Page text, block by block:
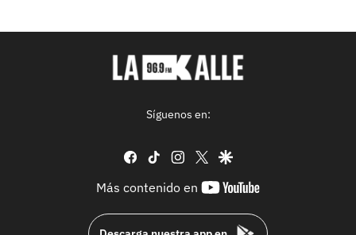
Síguenos en:
facebook
tiktok instagram
twittergoogle
Más contenido en
youtube-